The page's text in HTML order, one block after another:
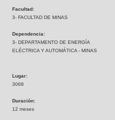
Facultad:
3- FACULTAD DE MINAS
Dependencia:
3- DEPARTAMENTO DE ENERGÍA
ELÉCTRICA Y AUTOMÁTICA - MINAS
Lugar:
3068
Duración:
12 meses